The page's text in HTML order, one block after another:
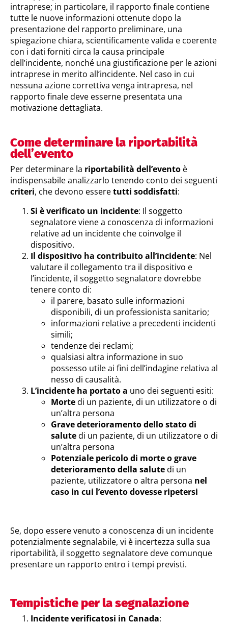
intraprese; in particolare, il rapporto finale contiene
tutte le nuove informazioni ottenute dopo la
presentazione del rapporto preliminare, una
spiegazione chiara, scientificamente valida e coerente
con i dati forniti circa la causa principale
dell’incidente, nonché una giustificazione per le azioni
intraprese in merito all’incidente. Nel caso in cui
nessuna azione correttiva venga intrapresa, nel
rapporto finale deve esserne presentata una
motivazione dettagliata.
Come determinare la riportabilità
dell’evento
Per determinare la riportabilità dell’evento è
indispensabile analizzarlo tenendo conto dei seguenti
criteri, che devono esseretutti soddisfatti:
Si è verificato un incidente: Il soggetto
segnalatore viene a conoscenza di informazioni
relative ad un incidente che coinvolge il
dispositivo.
Il dispositivo ha contribuito all’incidente: Nel
valutare il collegamento tra il dispositivo e
l’incidente, il soggetto segnalatore dovrebbe
tenere conto di:
il parere, basato sulle informazioni
disponibili, di un professionista sanitario;
informazioni relative a precedenti incidenti
simili;
tendenze dei reclami;
qualsiasi altra informazione in suo
possesso utile ai fini dell’indagine relativa al
nesso di causalità.
L’incidente ha portato a uno dei seguenti esiti:
Mortedi un paziente, di un utilizzatore o di
un’altra persona
Grave deterioramento dello stato di
salutedi un paziente, di un utilizzatore o di
un’altra persona
Potenziale pericolo di morte o grave
deterioramento della salutedi un
paziente, utilizzatore o altra persona nel
caso in cui l’evento dovesse ripetersi
Se, dopo essere venuto a conoscenza di un incidente
potenzialmente segnalabile, vi è incertezza sulla sua
riportabilità, il soggetto segnalatore deve comunque
presentare un rapporto entro i tempi previsti.
Tempistiche per la segnalazione
Incidente verificatosi in Canada: